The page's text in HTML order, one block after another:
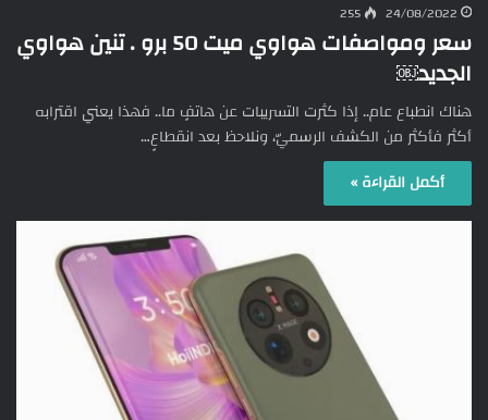
24/08/2022
255
سعر ومواصفات هواوي ميت 50 برو . تنين هواوي
الجديد￼
هناك انطباع عام.. إذا كثرت التسريبات عن هاتفٍ ما.. فهذا يعني اقترابه
أكثر فأكثر من الكشف الرسميّ، ونلاحظ بعد انقطاعٍ…
أكمل القراءة »